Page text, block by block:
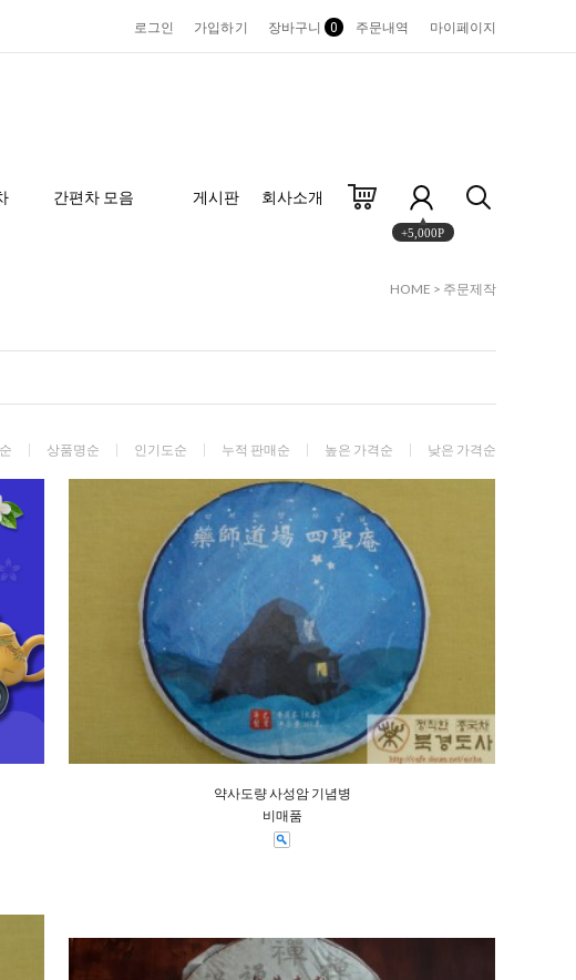
로그인 가입하기 장바구니 0 주문내역 마이페이지
간편차 모음 게시판 회사소개
+5,000P
HOME > 주문제작
상품명순 인기도순 누적 판매순 높은 가격순 낮은 가격순
약사도량 사성암 기념병
비매품